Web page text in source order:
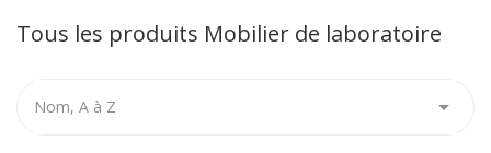
Tous les produits Mobilier de laboratoire
Nom, A à Z 